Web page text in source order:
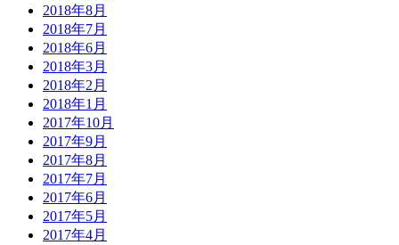
2018年8月
2018年7月
2018年6月
2018年3月
2018年2月
2018年1月
2017年10月
2017年9月
2017年8月
2017年7月
2017年6月
2017年5月
2017年4月